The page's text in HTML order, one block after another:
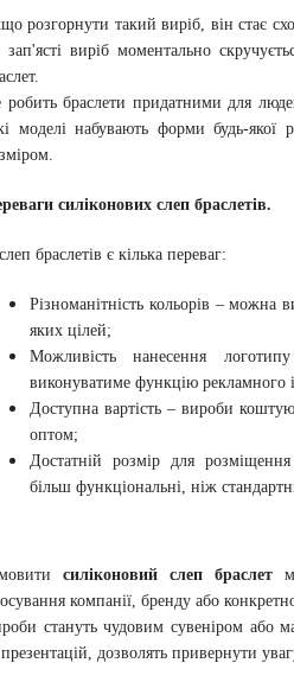
розгорнути такий виріб, він стає
зап'ясті виріб моментально
робить браслети придатними для
моделі набувають форми будь-якої
силіконових слеп браслетів.
браслетів є кілька переваг:
Різноманітність кольорів – можна
яких цілей;
Можливість нанесення
виконуватиме функцію рекламного
Доступна вартість – вироби
оптом;
Достатній розмір для
більш функціональні, ніж
силіконовий слеп браслет
компанії, бренду або
стануть чудовим сувеніром або
дозволять привернути